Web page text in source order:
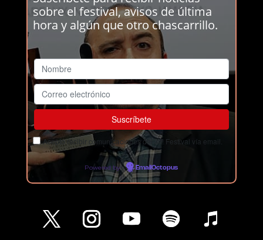
sobre el festival, avisos de última
hora y algún que otro chascarrillo.
Acepto recibir comunicaciones del Ja! Festival vía email.
Powered by EmailOctopus